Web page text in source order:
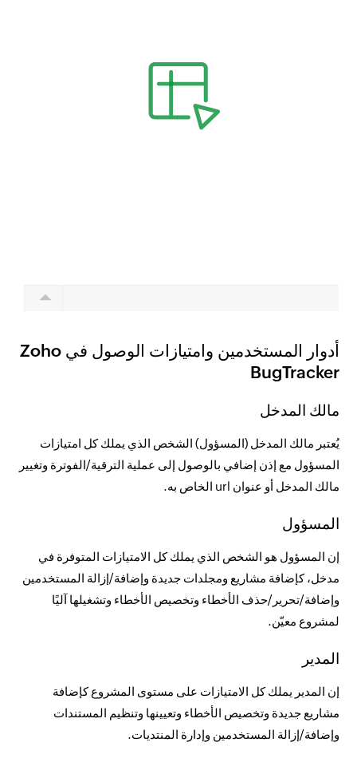
أدوار المستخدمين وامتيازات الوصول في Zoho
BugTracker
مالك المدخل
يُعتبر مالك المدخل (المسؤول) الشخص الذي يملك كل امتيازات
المسؤول مع إذن إضافي بالوصول إلى عملية الترقية/الفوترة وتغيير
مالك المدخل أو عنوان url الخاص به.
المسؤول
إن المسؤول هو الشخص الذي يملك كل الامتيازات المتوفرة في
مدخل، كإضافة مشاريع ومجلدات جديدة وإضافة/إزالة المستخدمين
وإضافة/تحرير/حذف الأخطاء وتخصيص الأخطاء وتشغيلها آليًا
لمشروع معيّن.
المدير
إن المدير يملك كل الامتيازات على مستوى المشروع كإضافة
مشاريع جديدة وتخصيص الأخطاء وتعيينها وتنظيم المستندات
وإضافة/إزالة المستخدمين وإدارة المنتديات.